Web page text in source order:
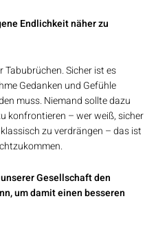
Endlichkeit näher zu
Sicher ist es
Gedanken und Gefühle
muss. Niemand sollte dazu
konfrontieren – wer weiß, sicher
zu verdrängen – das ist
Gesellschaft den
um damit einen besseren